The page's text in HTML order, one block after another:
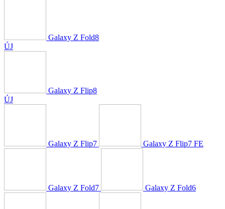
Galaxy Z Fold8
ÚJ
Galaxy Z Flip8
ÚJ
Galaxy Z Flip7 Galaxy Z Flip7 FE
Galaxy Z Fold7 Galaxy Z Fold6